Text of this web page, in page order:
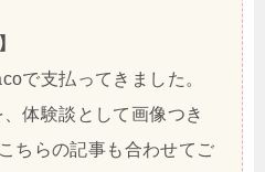
で支払ってきました。
体験談として画像つき
ちらの記事も合わせてご